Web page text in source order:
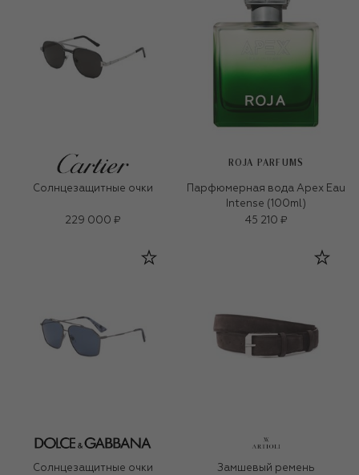
Солнцезащитные очки
229 000 ₽
ROJA PARFUMS
Парфюмерная вода Apex Eau
Intense (100ml)
45 210 ₽
Солнцезащитные очки
Замшевый ремень